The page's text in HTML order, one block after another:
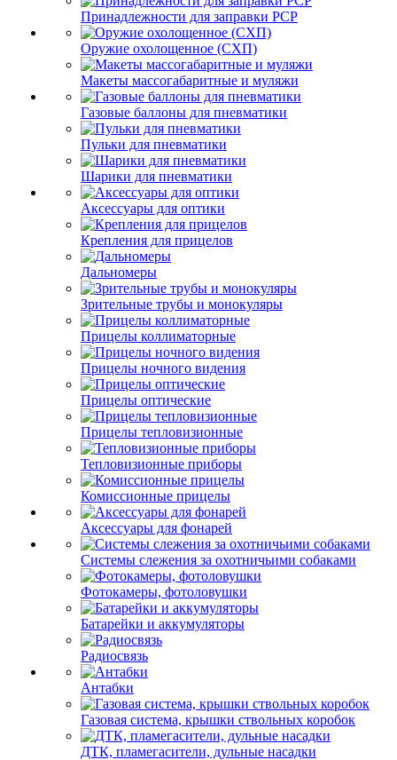
Принадлежности для заправки PCP
Оружие охолощенное (СХП)
Макеты массогабаритные и муляжи
Газовые баллоны для пневматики
Пульки для пневматики
Шарики для пневматики
Аксессуары для оптики
Крепления для прицелов
Дальномеры
Зрительные трубы и монокуляры
Прицелы коллиматорные
Прицелы ночного видения
Прицелы оптические
Прицелы тепловизионные
Тепловизионные приборы
Комиссионные прицелы
Аксессуары для фонарей
Системы слежения за охотничьими собаками
Фотокамеры, фотоловушки
Батарейки и аккумуляторы
Радиосвязь
Антабки
Газовая система, крышки ствольных коробок
ДТК, пламегасители, дульные насадки